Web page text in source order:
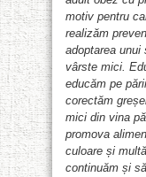
motiv pentru
realizăm
adoptarea
vârste mici.
educăm pe
corectăm
mici din vina
promova
culoare și
continuăm și